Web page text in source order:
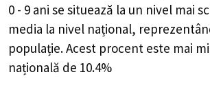
0 - 9 ani se situează la un nivel mai
media la nivel național,
populație. Acest procent este mai
națională de 10.4%